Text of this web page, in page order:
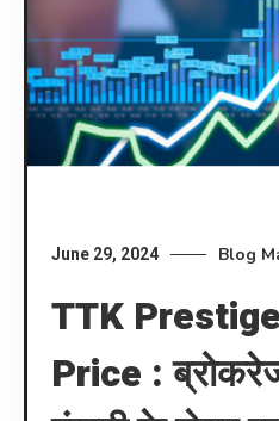
June 29, 2024 Blog
TTK
Price :